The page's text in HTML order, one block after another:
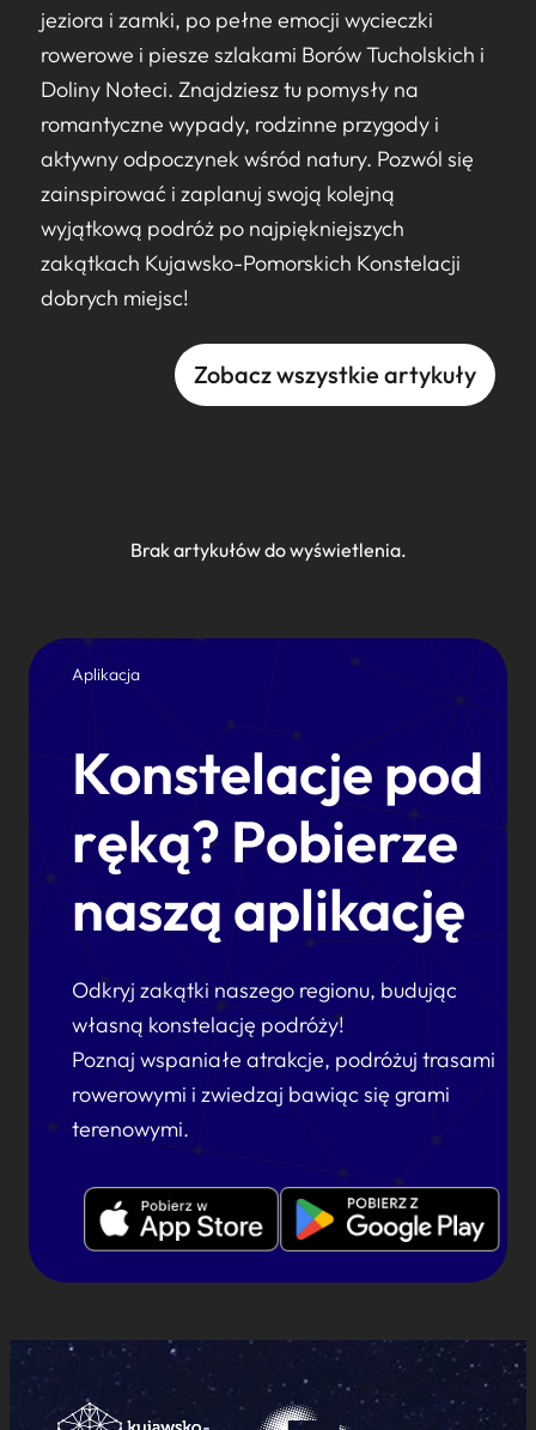
jeziora i zamki, po pełne emocji wycieczki
rowerowe i piesze szlakami Borów Tucholskich i
Doliny Noteci. Znajdziesz tu pomysły na
romantyczne wypady, rodzinne przygody i
aktywny odpoczynek wśród natury. Pozwól się
zainspirować i zaplanuj swoją kolejną
wyjątkową podróż po najpiękniejszych
zakątkach Kujawsko-Pomorskich Konstelacji
dobrych miejsc!
Zobacz wszystkie artykuły
Brak artykułów do wyświetlenia.
Aplikacja
Konstelacje pod
ręką? Pobierze
naszą aplikację
Odkryj zakątki naszego regionu, budując
własną konstelację podróży!
Poznaj wspaniałe atrakcje, podróżuj trasami
rowerowymi i zwiedzaj bawiąc się grami
terenowymi.